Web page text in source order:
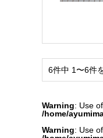
6件中 1〜6件
Warning: Use
/home/
Warning: Use